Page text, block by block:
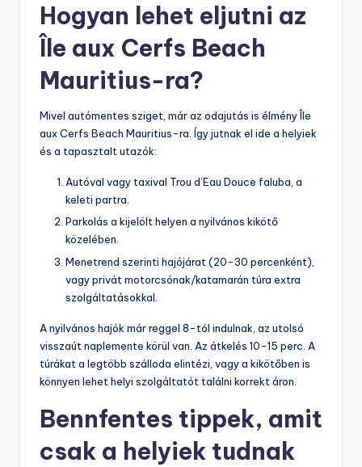
Hogyan lehet eljutni az
Île aux Cerfs Beach
Mauritius-ra?
Mivel autómentes sziget, már az odajutás is élmény Île
aux Cerfs Beach Mauritius-ra. Így jutnak el ide a helyiek
és a tapasztalt utazók:
Autóval vagy taxival Trou d’Eau Douce faluba, a
keleti partra.
Parkolás a kijelölt helyen a nyilvános kikötő
közelében.
Menetrend szerinti hajójárat (20-30 percenként),
vagy privát motorcsónak/katamarán túra extra
szolgáltatásokkal.
A nyilvános hajók már reggel 8-tól indulnak, az utolsó
visszaút naplemente körül van. Az átkelés 10-15 perc. A
túrákat a legtöbb szálloda elintézi, vagy a kikötőben is
könnyen lehet helyi szolgáltatót találni korrekt áron.
Bennfentes tippek, amit
csak a helyiek tudnak